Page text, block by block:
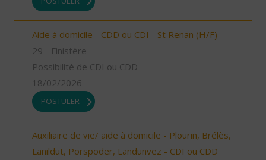
Aide à domicile - CDD ou CDI - St Renan (H/F)
29 - Finistère
Possibilité de CDI ou CDD
18/02/2026
POSTULER
Auxiliaire de vie/ aide à domicile - Plourin, Brélès,
Lanildut, Porspoder, Landunvez - CDI ou CDD